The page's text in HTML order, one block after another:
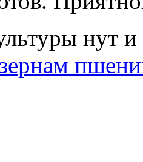
нут
зернам